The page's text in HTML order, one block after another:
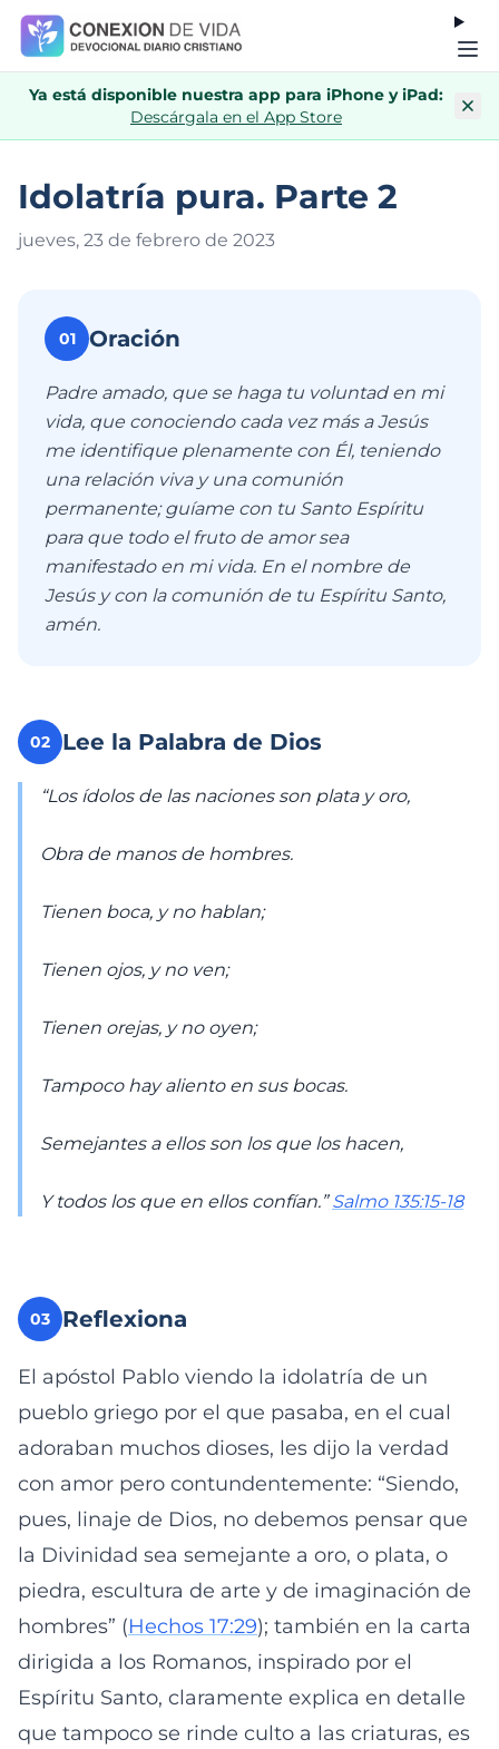
Ya está disponible nuestra app para iPhone y iPad:
Descárgala en el App Store
Idolatría pura. Parte 2
jueves, 23 de febrero de 2023
01 Oración
Padre amado, que se haga tu voluntad en mi
vida, que conociendo cada vez más a Jesús
me identifique plenamente con Él, teniendo
una relación viva y una comunión
permanente; guíame con tu Santo Espíritu
para que todo el fruto de amor sea
manifestado en mi vida. En el nombre de
Jesús y con la comunión de tu Espíritu Santo,
amén.
02 Lee la Palabra de Dios
“Los ídolos de las naciones son plata y oro,
Obra de manos de hombres.
Tienen boca, y no hablan;
Tienen ojos, y no ven;
Tienen orejas, y no oyen;
Tampoco hay aliento en sus bocas.
Semejantes a ellos son los que los hacen,
Y todos los que en ellos confían.”Salmo 135:15-18
03 Reflexiona
El apóstol Pablo viendo la idolatría de un
pueblo griego por el que pasaba, en el cual
adoraban muchos dioses, les dijo la verdad
con amor pero contundentemente: “Siendo,
pues, linaje de Dios, no debemos pensar que
la Divinidad sea semejante a oro, o plata, o
piedra, escultura de arte y de imaginación de
hombres” (Hechos 17:29); también en la carta
dirigida a los Romanos, inspirado por el
Espíritu Santo, claramente explica en detalle
que tampoco se rinde culto a las criaturas, es